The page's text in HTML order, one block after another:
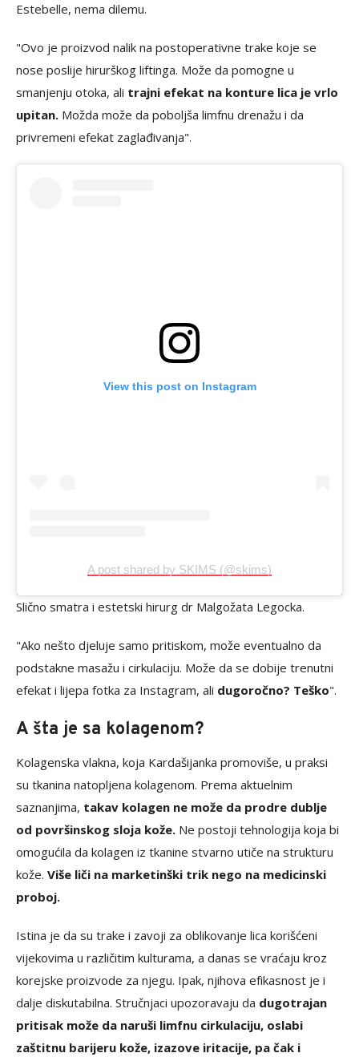
Estebelle, nema dilemu.
"Ovo je proizvod nalik na postoperativne trake koje se
nose poslije hirurškog liftinga. Može da pomogne u
smanjenju otoka, ali trajni efekat na konture lica je vrlo
upitan. Možda može da poboljša limfnu drenažu i da
privremeni efekat zaglađivanja".
View this post on Instagram
A post shared by SKIMS (@skims)
Slično smatra i estetski hirurg dr Malgožata Legocka.
"Ako nešto djeluje samo pritiskom, može eventualno da
podstakne masažu i cirkulaciju. Može da se dobije trenutni
efekat i lijepa fotka za Instagram, ali dugoročno? Teško".
A šta je sa kolagenom?
Kolagenska vlakna, koja Kardašijanka promoviše, u praksi
su tkanina natopljena kolagenom. Prema aktuelnim
saznanjima, takav kolagen ne može da prodre dublje
od površinskog sloja kože. Ne postoji tehnologija koja bi
omogućila da kolagen iz tkanine stvarno utiče na strukturu
kože. Više liči na marketinški trik nego na medicinski
proboj.
Istina je da su trake i zavoji za oblikovanje lica korišćeni
vijekovima u različitim kulturama, a danas se vraćaju kroz
korejske proizvode za njegu. Ipak, njihova efikasnost je i
dalje diskutabilna. Stručnjaci upozoravaju da dugotrajan
pritisak može da naruši limfnu cirkulaciju, oslabi
zaštitnu barijeru kože, izazove iritacije, pa čak i